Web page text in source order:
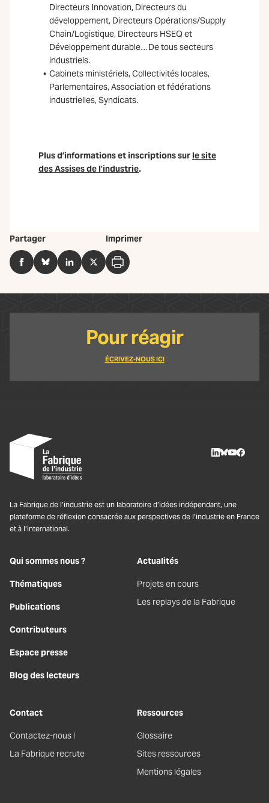
Directeurs Innovation, Directeurs du
développement, Directeurs Opérations/Supply
Chain/Logistique, Directeurs HSEQ et
Développement durable…De tous secteurs
industriels.
Cabinets ministériels, Collectivités locales,
Parlementaires, Association et fédérations
industrielles, Syndicats.
Plus d’informations et inscriptions sur le site
des Assises de l’industrie.
Partager
FacebookBlueSkyLinkedInTwitter
Imprimer
Imprimer
Pour réagir
ÉCRIVEZ-NOUS ICI
La Fabrique de l’industrie est un laboratoire d’idées indépendant, une
plateforme de réflexion consacrée aux perspectives de l’industrie en France
et à l’international.
Qui sommes nous ?
Thématiques
Publications
Contributeurs
Espace presse
Blog des lecteurs
Actualités
Projets en cours
Les replays de la Fabrique
Contact
Contactez-nous !
La Fabrique recrute
Ressources
Glossaire
Sites ressources
Mentions légales